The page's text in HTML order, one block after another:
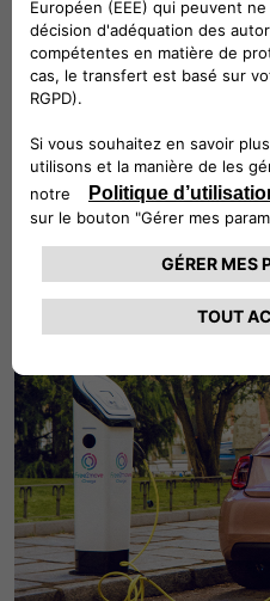
Une recharge facile à
Recharger votre voiture à la
pratique, grâce aux bornes